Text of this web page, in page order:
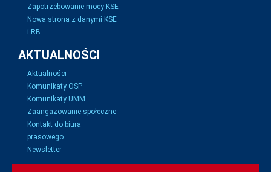
Zapotrzebowanie mocy KSE
Nowa strona z danymi KSE
i RB
AKTUALNOŚCI
Aktualności
Komunikaty OSP
Komunikaty UMM
Zaangażowanie społeczne
Kontakt do biura
prasowego
Newsletter